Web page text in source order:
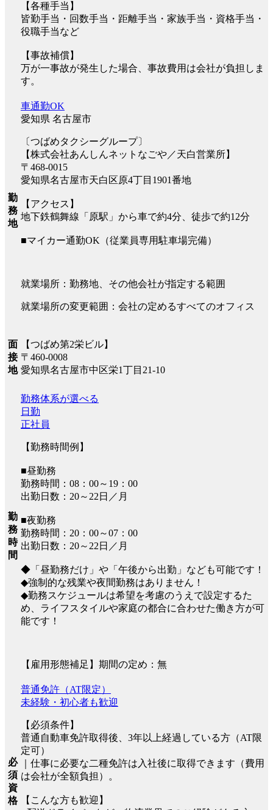
【各種手当】
皆勤手当・回数手当・距離手当・家族手当・資格手当・
役職手当など
【事故補償】
万が一事故が発生した場合、事故費用は会社が負担しま
す。
勤
務
地
車通勤OK
愛知県 名古屋市
〔つばめタクシーグループ〕
【株式会社あんしんネットなごや／天白営業所】
〒468-0015
愛知県名古屋市天白区原4丁目1901番地
【アクセス】
地下鉄鶴舞線「原駅」から車で約4分、徒歩で約12分
■マイカー通勤OK（従業員専用駐車場完備）
就業場所：勤務地、その他会社が指定する範囲
就業場所の変更範囲：会社の定めるすべてのオフィス
面
接
地
【つばめ第2栄ビル】
〒460-0008
愛知県名古屋市中区栄1丁目21-10
勤
務
時
間
勤務体系が選べる
日勤
正社員
【勤務時間例】
■昼勤務
勤務時間：08：00～19：00
出勤日数：20～22日／月
■夜勤務
勤務時間：20：00～07：00
出勤日数：20～22日／月
◆「昼勤務だけ」や「午後から出勤」なども可能です！
◆強制的な残業や夜間勤務はありません！
◆勤務スケジュールは希望を考慮のうえで設定するた
め、ライフスタイルや家庭の都合に合わせた働き方が可
能です！
【雇用形態補足】期間の定め：無
必
須
資
格
普通免許（AT限定）
未経験・初心者も歓迎
【必須条件】
普通自動車免許取得後、3年以上経過している方（AT限
定可）
｜仕事に必要な二種免許は入社後に取得できます（費用
は会社が全額負担）。
【こんな方も歓迎】